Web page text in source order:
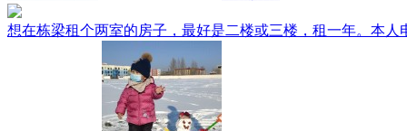
想在栋梁租个两室的房子，最好是二楼或三楼，租一年。本